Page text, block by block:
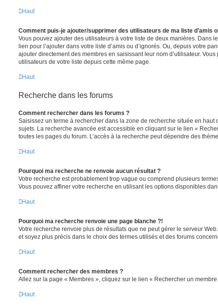
Haut
Comment puis-je ajouter/supprimer des utilisateurs de ma liste d’amis
Vous pouvez ajouter des utilisateurs à votre liste de deux manières. Dans
lien pour l’ajouter dans votre liste d’amis ou d’ignorés. Ou, depuis votre
ajouter directement des membres en saisissant leur nom d’utilisateur.
utilisateurs de votre liste depuis cette même page.
Haut
Recherche dans les forums
Comment rechercher dans les forums ?
Saisissez un terme à rechercher dans la zone de recherche située en haut
sujets. La recherche avancée est accessible en cliquant sur le lien «
toutes les pages du forum. L’accès à la recherche peut dépendre des
Haut
Pourquoi ma recherche ne renvoie aucun résultat ?
Votre recherche est probablement trop vague ou comprend plusieurs
Vous pouvez affiner votre recherche en utilisant les options disponibles
Haut
Pourquoi ma recherche renvoie une page blanche ?!
Votre recherche renvoie plus de résultats que ne peut gérer le serveur
et soyez plus précis dans le choix des termes utilisés et des forums
Haut
Comment rechercher des membres ?
Allez sur la page « Membres », cliquez sur le lien « Rechercher un membre
Haut